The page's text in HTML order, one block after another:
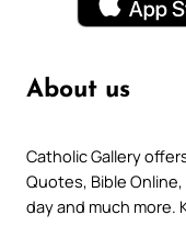
About us
Catholic Gallery
Quotes, Bible
day and much more.